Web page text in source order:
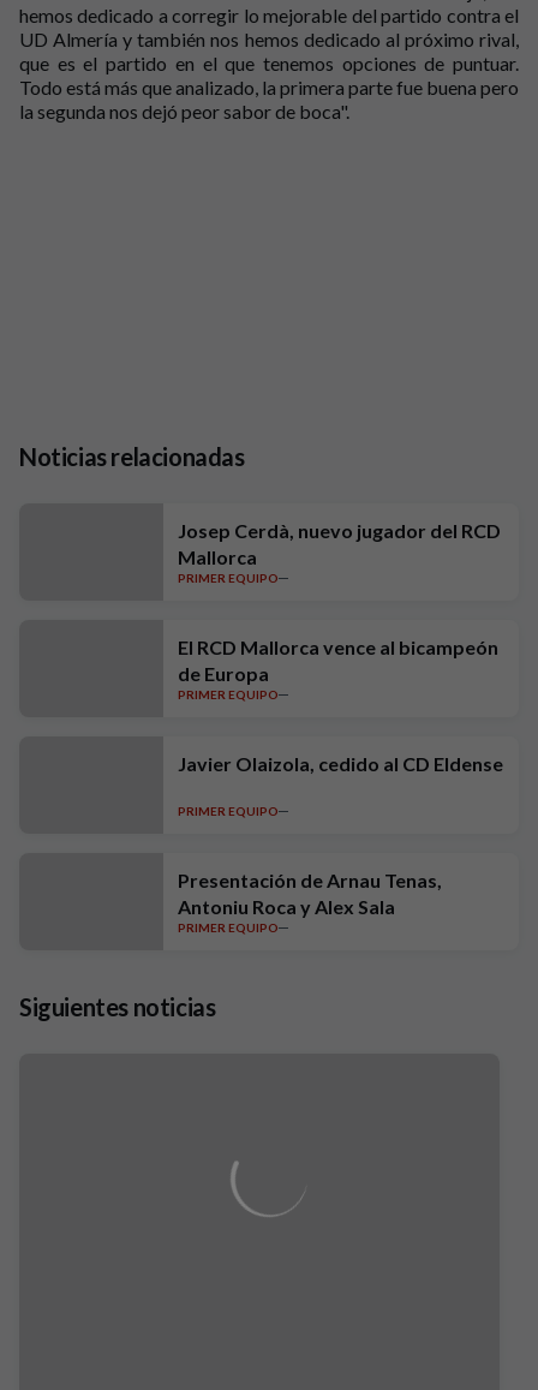
hemos dedicado a corregir lo mejorable del partido contra el
UD Almería y también nos hemos dedicado al próximo rival,
que es el partido en el que tenemos opciones de puntuar.
Todo está más que analizado, la primera parte fue buena pero
la segunda nos dejó peor sabor de boca".
Noticias relacionadas
Josep Cerdà, nuevo jugador del RCD
Mallorca
PRIMER EQUIPO
El RCD Mallorca vence al bicampeón
de Europa
PRIMER EQUIPO
Javier Olaizola, cedido al CD Eldense
PRIMER EQUIPO
Presentación de Arnau Tenas,
Antoniu Roca y Alex Sala
PRIMER EQUIPO
Siguientes noticias